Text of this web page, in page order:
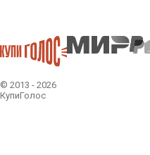
© 2013 - 2026
КупиГолос